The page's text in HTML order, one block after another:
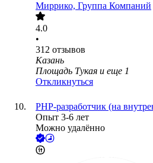
Миррико, Группа Компаний
4.0
•
312 отзывов
Казань
Площадь Тукая и еще 1
Откликнуться
PHP-разработчик (на
Опыт 3-6 лет
Можно удалённо